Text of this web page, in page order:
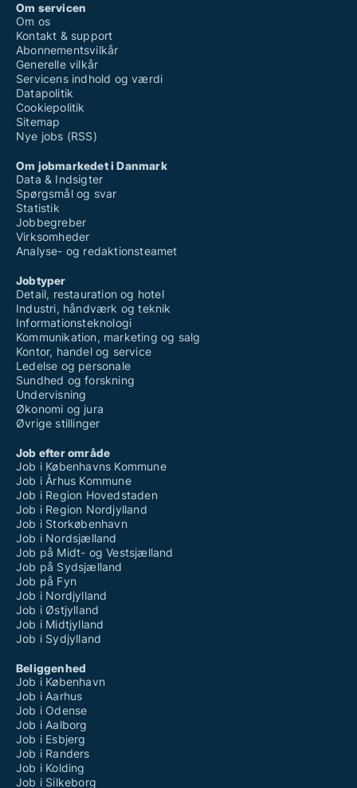
Om servicen
Om os
Kontakt & support
Abonnementsvilkår
Generelle vilkår
Servicens indhold og værdi
Datapolitik
Cookiepolitik
Sitemap
Nye jobs (RSS)
Om jobmarkedet i Danmark
Data & Indsigter
Spørgsmål og svar
Statistik
Jobbegreber
Virksomheder
Analyse- og redaktionsteamet
Jobtyper
Detail, restauration og hotel
Industri, håndværk og teknik
Informationsteknologi
Kommunikation, marketing og salg
Kontor, handel og service
Ledelse og personale
Sundhed og forskning
Undervisning
Økonomi og jura
Øvrige stillinger
Job efter område
Job i Københavns Kommune
Job i Århus Kommune
Job i Region Hovedstaden
Job i Region Nordjylland
Job i Storkøbenhavn
Job i Nordsjælland
Job på Midt- og Vestsjælland
Job på Sydsjælland
Job på Fyn
Job i Nordjylland
Job i Østjylland
Job i Midtjylland
Job i Sydjylland
Beliggenhed
Job i København
Job i Aarhus
Job i Odense
Job i Aalborg
Job i Esbjerg
Job i Randers
Job i Kolding
Job i Silkeborg